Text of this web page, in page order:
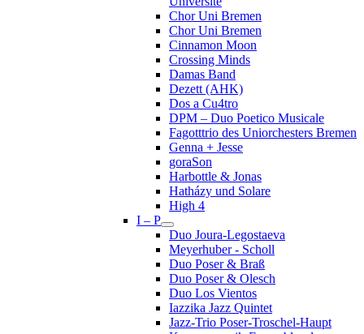
Chor Uni Bremen
Chor Uni Bremen
Cinnamon Moon
Crossing Minds
Damas Band
Dezett (AHK)
Dos a Cu4tro
DPM – Duo Poetico Musicale
Fagotttrio des Uniorchesters Bremen
Genna + Jesse
goraSon
Harbottle & Jonas
Hatházy und Solare
High 4
I – P
Duo Joura-Legostaeva
Meyerhuber - Scholl
Duo Poser & Braß
Duo Poser & Olesch
Duo Los Vientos
Iazzika Jazz Quintet
Jazz-Trio Poser-Troschel-Haupt